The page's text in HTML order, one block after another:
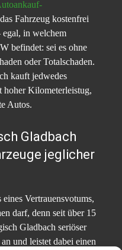
Fahrzeug kostenfrei
egal, in welchem
befindet: sei es ohne
oder Totalschaden.
kauft jedwedes
hoher Kilometerleistug,
Autos.
Gladbach
jeglicher
Vertrauensvotums,
darf, denn seit über 15
Gladbach seriöser
und leistet dabei einen